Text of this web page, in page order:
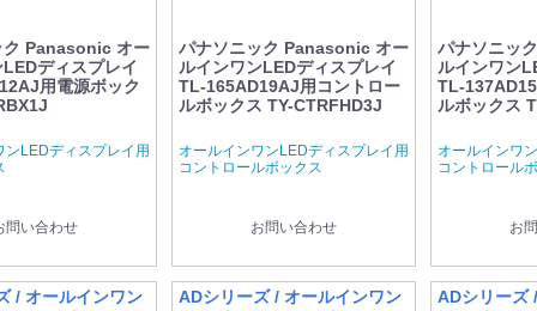
ク Panasonic オー
ディスプレイ
用電源ボック
ンLEDディスプレイ用
問い合わせ
パナソニック Panasonic オー
ルインワンLEDディスプレイ
TL-165AD19AJ用コントロー
ルボックス TY-CTRFHD3J
オールインワンLEDディスプレイ用
コントロールボックス
お問い合わせ
パナソニッ
ルインワン
TL-
ルボックス
オールインワ
コントロール
お
/ オールインワン
ADシリーズ / オールインワン
ADシリーズ